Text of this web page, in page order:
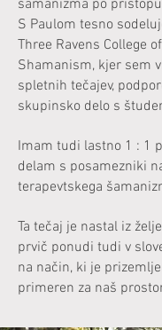
šamanizma po
S Paulom tesno
Three Ravens College
Shamanism, kjer sem
spletnih tečajev,
skupinsko delo s
Imam tudi lastno 1 : 1
delam s posamezniki
terapevtskega
Ta tečaj je nastal iz
prvič ponudi tudi v
na način, ki je
primeren za naš